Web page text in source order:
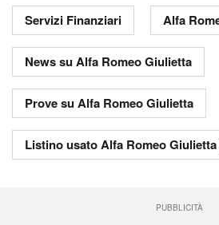
Servizi Finanziari Alfa
News su Alfa Romeo Giulietta
Prove su Alfa Romeo Giulietta
Listino usato Alfa Romeo Giulietta
PUBBLICITÀ